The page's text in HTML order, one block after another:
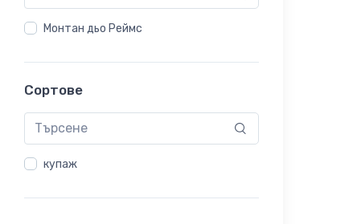
Монтан дьо Реймс
Сортове
купаж